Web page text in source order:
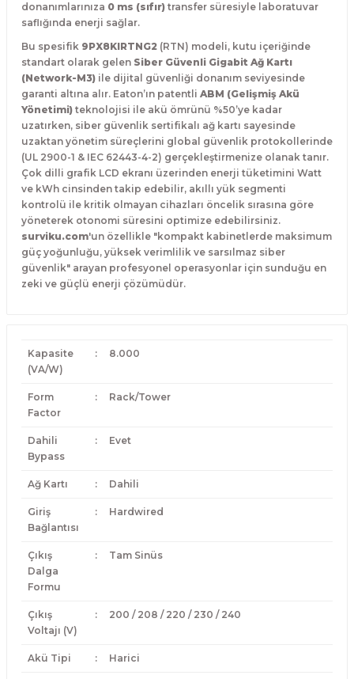
donanımlarınıza 0 ms (sıfır) transfer süresiyle laboratuvar
saflığında enerji sağlar.
Bu spesifik 9PX8KIRTNG2 (RTN) modeli, kutu içeriğinde
standart olarak gelen Siber Güvenli Gigabit Ağ Kartı
(Network-M3) ile dijital güvenliği donanım seviyesinde
garanti altına alır. Eaton’ın patentli ABM (Gelişmiş Akü
Yönetimi) teknolojisi ile akü ömrünü %50’ye kadar
uzatırken, siber güvenlik sertifikalı ağ kartı sayesinde
uzaktan yönetim süreçlerini global güvenlik protokollerinde
(UL 2900-1 & IEC 62443-4-2) gerçekleştirmenize olanak tanır.
Çok dilli grafik LCD ekranı üzerinden enerji tüketimini Watt
ve kWh cinsinden takip edebilir, akıllı yük segmenti
kontrolü ile kritik olmayan cihazları öncelik sırasına göre
yöneterek otonomi süresini optimize edebilirsiniz.
surviku.com'un özellikle "kompakt kabinetlerde maksimum
güç yoğunluğu, yüksek verimlilik ve sarsılmaz siber
güvenlik" arayan profesyonel operasyonlar için sunduğu en
zeki ve güçlü enerji çözümüdür.
Kapasite
(VA/W)
: 8.000
Form
Factor
: Rack/Tower
Dahili
Bypass
: Evet
Ağ Kartı : Dahili
Giriş
Bağlantısı
: Hardwired
Çıkış
Dalga
Formu
: Tam Sinüs
Çıkış
Voltajı (V)
: 200 / 208 / 220 / 230 / 240
Akü Tipi : Harici